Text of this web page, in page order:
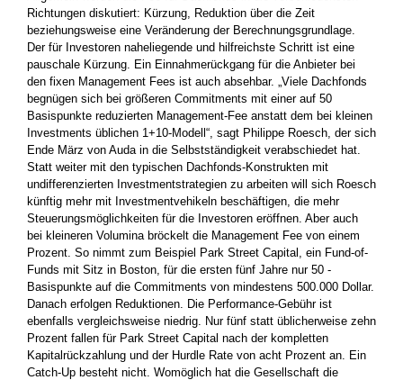
Richtungen diskutiert: Kürzung, Reduktion über die Zeit
beziehungsweise eine Veränderung der Berechnungsgrundlage.
Der für Investoren ­naheliegende und hilfreichste Schritt ist eine
pauschale Kürzung. Ein Einnahmerückgang für die Anbieter bei
den fixen Management Fees ist auch absehbar. „Viele Dachfonds
begnügen sich bei größeren Commitments mit einer auf 50
Basispunkte reduzierten Management-Fee anstatt dem bei kleinen
Investments üblichen 1+10-Modell“, sagt Philippe Roesch, der sich
Ende März von Auda in die Selbst­ständigkeit verabschiedet hat.
Statt weiter mit den typischen Dachfonds-­Konstrukten mit
undifferenzierten Investmentstrategien zu arbeiten will sich Roesch
künftig mehr mit Investmentvehikeln ­beschäftigen, die mehr
Steuerungsmöglichkeiten für die Investoren eröffnen. Aber auch
bei kleineren Volumina bröckelt die Management Fee von einem
Prozent. So nimmt zum Beispiel Park Street ­Capital, ein Fund-of-
Funds mit Sitz in Boston, für die ersten fünf ­Jahre nur 50 ­
Basispunkte auf die Commitments von mindestens 500.000 Dollar.
Danach erfolgen ­Reduktionen. Die Performance-Gebühr ist
ebenfalls vergleichsweise niedrig. Nur fünf statt üblicherweise zehn
Prozent fallen für Park Street Capital nach der kompletten
Kapitalrückzahlung und der ­Hurdle Rate von acht Prozent an. Ein
Catch-Up besteht nicht. Womöglich hat die ­Gesellschaft die